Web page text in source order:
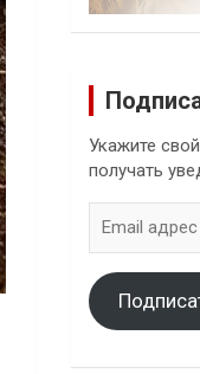
Укажите
получать
адрес